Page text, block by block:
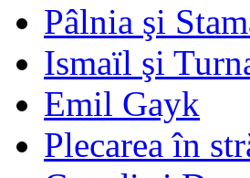
Pâlnia şi
Ismaïl şi
Emil Gayk
Plecarea în